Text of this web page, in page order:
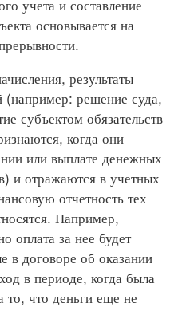
учета и составление
основывается на
результаты
решение суда,
субъектом обязательств
когда они
или выплате денежных
и отражаются в учетных
отчетность тех
Например,
оплата за нее будет
в договоре об оказании
в периоде, когда была
то, что деньги еще не